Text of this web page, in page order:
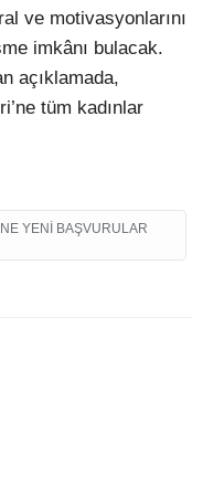
ve motivasyonlarını
imkânı bulacak.
açıklamada,
tüm kadınlar
YENI BAŞVURULAR